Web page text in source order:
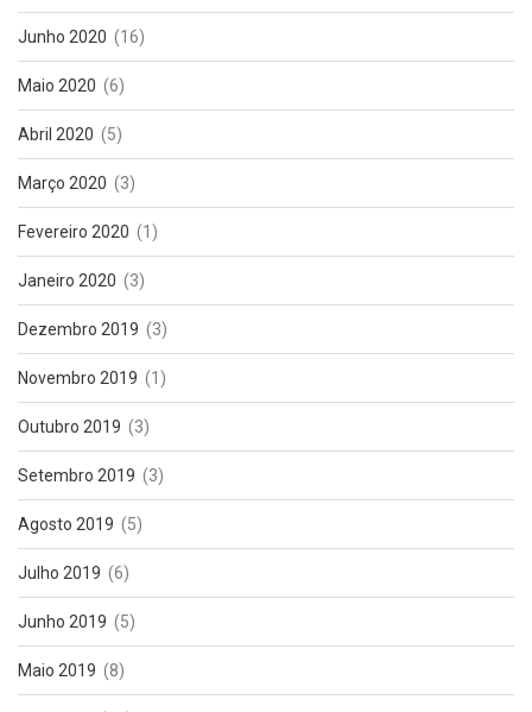
Junho 2020 (16)
Maio 2020 (6)
Abril 2020 (5)
Março 2020 (3)
Fevereiro 2020 (1)
Janeiro 2020 (3)
Dezembro 2019 (3)
Novembro 2019 (1)
Outubro 2019 (3)
Setembro 2019 (3)
Agosto 2019 (5)
Julho 2019 (6)
Junho 2019 (5)
Maio 2019 (8)